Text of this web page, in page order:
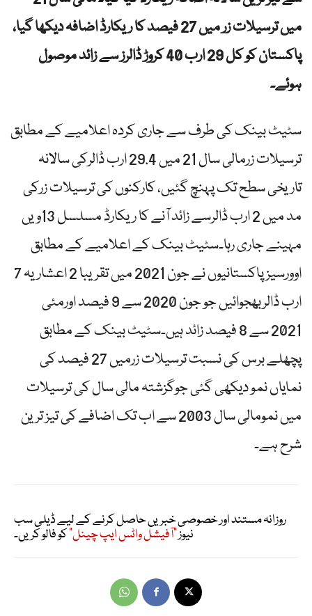
میں ترسیلات زر میں 27 فیصد کا ریکارڈ اضافہ دیکھا گیا،
پاکستان کو کل 29 ارب 40 کروڑ ڈالرز سے زائد موصول
ہوئے۔
سٹیٹ بینک کی طرف سے جاری کردہ اعلامیے کے مطابق
ترسیلات زرمالی سال 21 میں 29.4 ارب ڈالرکی سالانہ
تاریخی سطح تک پہنچ گئیں، کارکنوں کی ترسیلات زرکی
مد میں 2 ارب ڈالرسے زائد آنے کا ریکارڈ مسلسل 13ویں
مہینے جاری رہا۔سٹیٹ بینک کے اعلامیے کے مطابق
اوورسیز پاکستانیوں نے جون 2021 میں تقریبا 2 اعشاریہ 7
ارب ڈالربھجوائیں جو جون 2020 سے 9 فیصد اورمئی
2021 سے 8 فیصد زائد ہیں۔سٹیٹ بینک کے مطابق
پچھلے برس کی نسبت ترسیلات زرمیں 27 فیصد کی
نمایاں نمو دیکھی گئی جوگزشتہ مالی سال کی ترسیلات
میں نمومالی سال 2003 سے اب تک اضافے کی تیز ترین
شرح ہے۔
روزانہ مستند اور خصوصی خبریں حاصل کرنے کے لیے ڈیلی سب
نیوز"آفیشل واٹس ایپ چینل"کو فالو کریں۔